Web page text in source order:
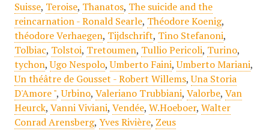
Suisse, Teroise, Thanatos, The suicide and the
reincarnation - Ronald Searle, Théodore Koenig,
théodore Verhaegen, Tijdschrift, Tino Stefanoni,
Tolbiac, Tolstoi, Tretoumen, Tullio Pericoli, Turino,
tychon,Ugo Nespolo,Umberto Faini,Umberto Mariani,
Un théâtre de Gousset - Robert Willems,Una Storia
D'Amore ",Urbino, Valeriano Trubbiani, Valorbe, Van
Heurck, Vanni Viviani, Vendée, W.Hoeboer, Walter
Conrad Arensberg, Yves Rivière, Zeus